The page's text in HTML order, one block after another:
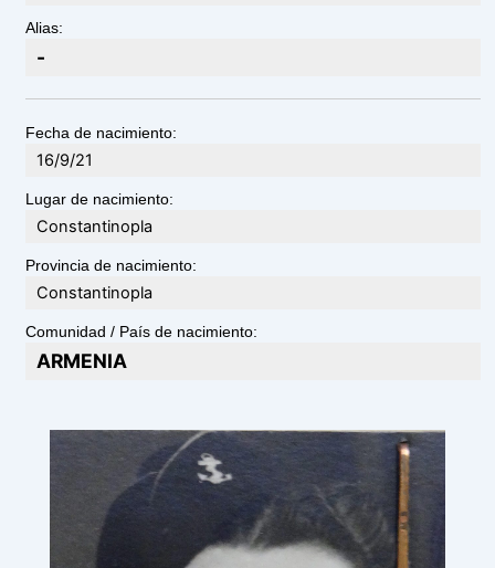
Alias:
-
Fecha de nacimiento:
16/9/21
Lugar de nacimiento:
Constantinopla
Provincia de nacimiento:
Constantinopla
Comunidad / País de nacimiento:
ARMENIA